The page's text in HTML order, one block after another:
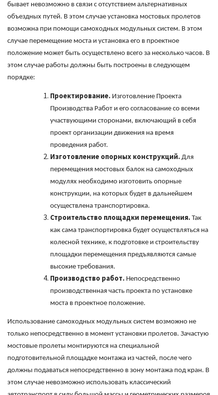
бывает невозможно в связи с отсутствием альтернативных
объездных путей. В этом случае установка мостовых пролетов
возможна при помощи самоходных модульных систем. В этом
случае перемещение моста и установка его в проектное
положение может быть осуществлено всего за несколько часов. В
этом случае работы должны быть построены в следующем
порядке:
Проектирование. Изготовление Проекта
Производства Работ и его согласование со всеми
участвующими сторонами, включающий в себя
проект организации движения на время
проведения работ.
Изготовление опорных конструкций. Для
перемещения мостовых балок на самоходных
модулях необходимо изготовить опорные
конструкции, на которых будет в дальнейшем
осуществлена транспортировка.
Строительство площадки перемещения. Так
как сама транспортировка будет осуществляться на
колесной технике, к подготовке и строительству
площадки перемещения предъявляются самые
высокие требования.
Производство работ. Непосредственно
производственная часть проекта по установке
моста в проектное положение.
Использование самоходных модульных систем возможно не
только непосредственно в момент установки пролетов. Зачастую
мостовые пролеты монтируются на специальной
подготовительной площадке монтажа из частей, после чего
должны подаваться непосредственно в зону монтажа под кран. В
этом случае невозможно использовать классический